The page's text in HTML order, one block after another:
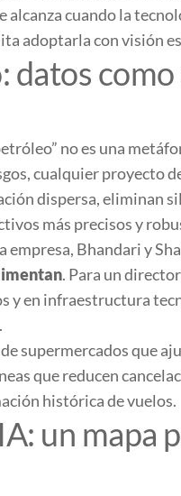
alcanza cuando la
adoptarla con visión
datos
no es una
cualquier proyecto
dispersa, eliminan
más precisos y
empresa, Bhandari y
. Para un
y en infraestructura
supermercados que
que reducen
histórica de vuelos.
un mapa